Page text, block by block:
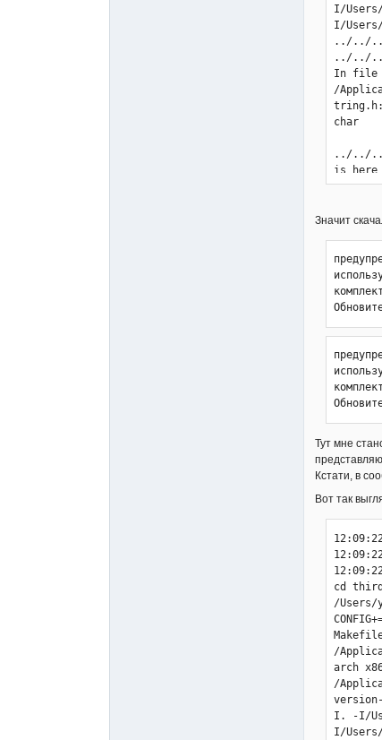
I/
I/
../../../
../../../
In file
/
char
../../../
is here
const
../../../
       ~~~~~~~~~~~~~~~~~~~~~~~~~~~~~~~~~~~~~~~~~~~ ^  ~~~~~~~~~~
...
... ...
../../../
<
^
140
make:
Ошибка
Во
Значит
Тут мне
Кстати, в
Вот так
cd
/Users/
/
arch
/
I. -I/
I/